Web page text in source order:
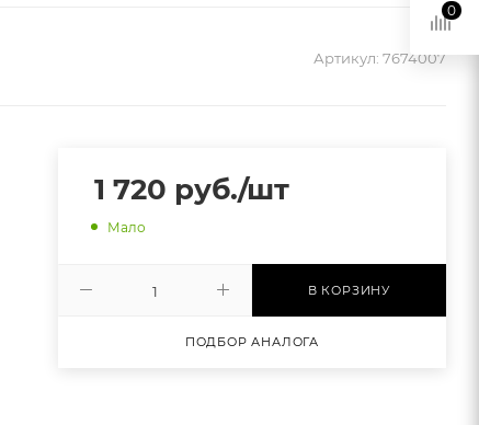
Артикул: 7674007
1 720 руб./шт
Мало
В КОРЗИНУ
ПОДБОР АНАЛОГА
0